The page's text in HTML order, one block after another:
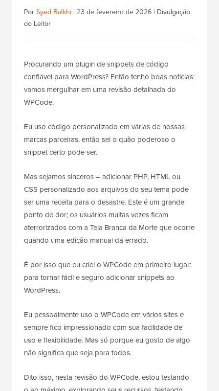
PorSyed Balkhi | 23 de fevereiro de 2026 | Divulgação
do Leitor
Procurando um plugin de snippets de código
confiável para WordPress? Então tenho boas notícias:
vamos mergulhar em uma revisão detalhada do
WPCode.
Eu uso código personalizado em várias de nossas
marcas parceiras, então sei o quão poderoso o
snippet certo pode ser.
Mas sejamos sinceros – adicionar PHP, HTML ou
CSS personalizado aos arquivos do seu tema pode
ser uma receita para o desastre. Este é um grande
ponto de dor; os usuários muitas vezes ficam
aterrorizados com a Tela Branca da Morte que ocorre
quando uma edição manual dá errado.
É por isso que eu criei o WPCode em primeiro lugar:
para tornar fácil e seguro adicionar snippets ao
WordPress.
Eu pessoalmente uso o WPCode em vários sites e
sempre fico impressionado com sua facilidade de
uso e flexibilidade. Mas só porque eu gosto de algo
não significa que seja para todos.
Dito isso, nesta revisão do WPCode, estou testando-